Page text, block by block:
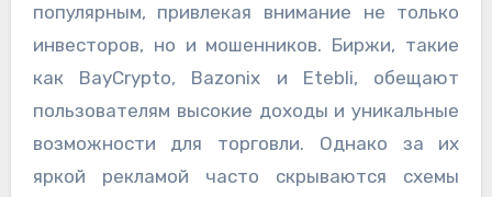
популярным, привлекая внимание не только
инвесторов, но и мошенников. Биржи, такие
как BayCrypto, Bazonix и Etebli, обещают
пользователям высокие доходы и уникальные
возможности для торговли. Однако за их
яркой рекламой часто скрываются схемы